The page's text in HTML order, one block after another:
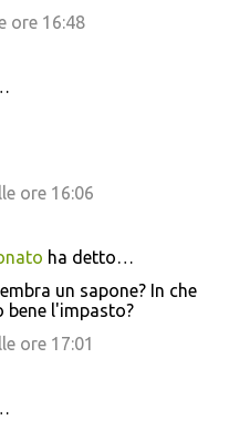
ore 16:48
ore 16:06
ha detto…
un sapone? In che
bene l'impasto?
ore 17:01